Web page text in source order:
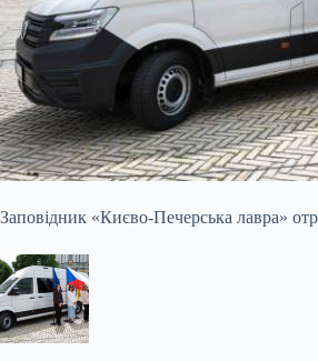
Заповідник «Києво-Печерська лавра»